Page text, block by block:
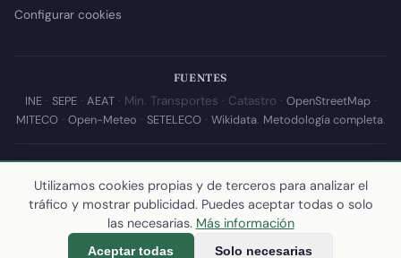
Configurar cookies
FUENTES
INE· SEPE· AEAT· Min. Transportes · Catastro · OpenStreetMap·
MITECO· Open-Meteo · SETELECO· Wikidata. Metodología completa.
© 2026 Callejear.com — Directorio municipal de España con datos
abiertos. Desarrollado y mantenido porYoel Castaño.
Última actualización de esta página:10 de julio de 2026
calculamos los datos
Utilizamos cookies propias y de terceros para analizar el
tráfico y mostrar publicidad. Puedes aceptar todas o solo
las necesarias. Más información
Aceptar todas Solo necesarias